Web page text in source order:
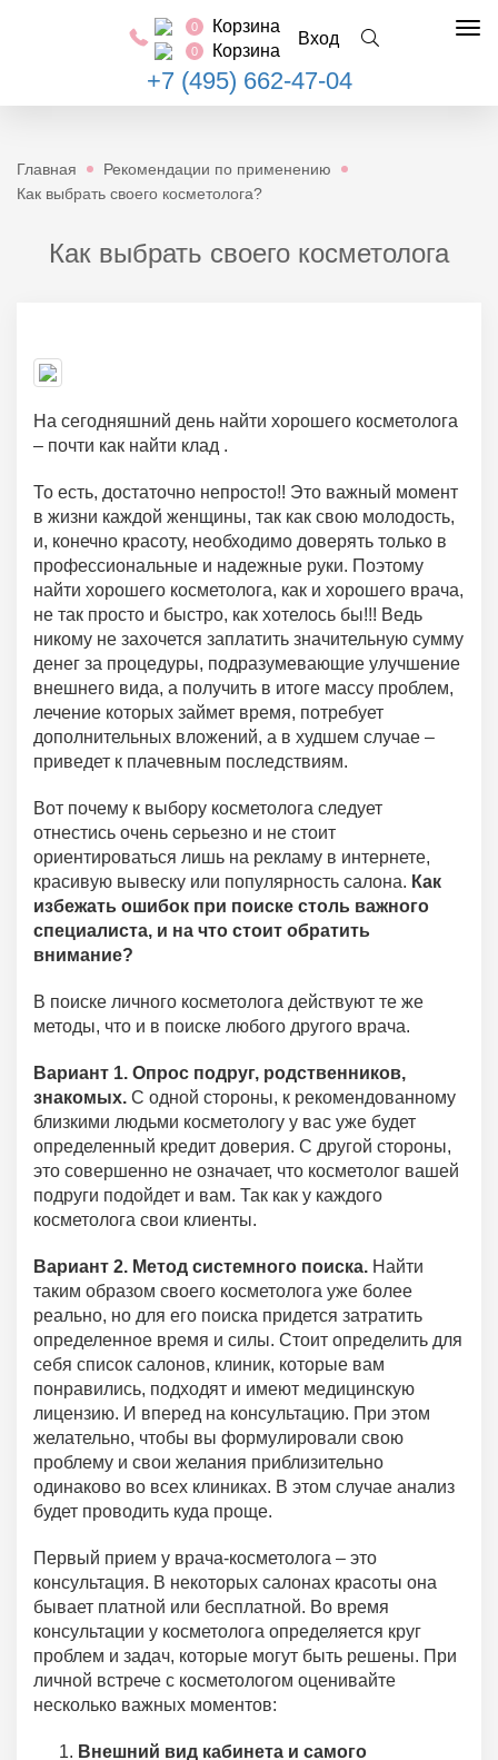
0 Корзина
0 Корзина
Вход
+7 (495) 662-47-04
Главная
Рекомендации по применению
Как выбрать своего косметолога?
Как выбрать своего косметолога
На сегодняшний день найти хорошего косметолога
– почти как найти клад .
То есть, достаточно непросто!! Это важный момент
в жизни каждой женщины, так как свою молодость,
и, конечно красоту, необходимо доверять только в
профессиональные и надежные руки. Поэтому
найти хорошего косметолога, как и хорошего врача,
не так просто и быстро, как хотелось бы!!! Ведь
никому не захочется заплатить значительную сумму
денег за процедуры, подразумевающие улучшение
внешнего вида, а получить в итоге массу проблем,
лечение которых займет время, потребует
дополнительных вложений, а в худшем случае –
приведет к плачевным последствиям.
Вот почему к выбору косметолога следует
отнестись очень серьезно и не стоит
ориентироваться лишь на рекламу в интернете,
красивую вывеску или популярность салона. Как
избежать ошибок при поиске столь важного
специалиста, и на что стоит обратить
внимание?
В поиске личного косметолога действуют те же
методы, что и в поиске любого другого врача.
Вариант 1. Опрос подруг, родственников,
знакомых. С одной стороны, к рекомендованному
близкими людьми косметологу у вас уже будет
определенный кредит доверия. С другой стороны,
это совершенно не означает, что косметолог вашей
подруги подойдет и вам. Так как у каждого
косметолога свои клиенты.
Вариант 2. Метод системного поиска. Найти
таким образом своего косметолога уже более
реально, но для его поиска придется затратить
определенное время и силы. Стоит определить для
себя список салонов, клиник, которые вам
понравились, подходят и имеют медицинскую
лицензию. И вперед на консультацию. При этом
желательно, чтобы вы формулировали свою
проблему и свои желания приблизительно
одинаково во всех клиниках. В этом случае анализ
будет проводить куда проще.
Первый прием у врача-косметолога – это
консультация. В некоторых салонах красоты она
бывает платной или бесплатной. Во время
консультации у косметолога определяется круг
проблем и задач, которые могут быть решены. При
личной встрече с косметологом оценивайте
несколько важных моментов:
Внешний вид кабинета и самого